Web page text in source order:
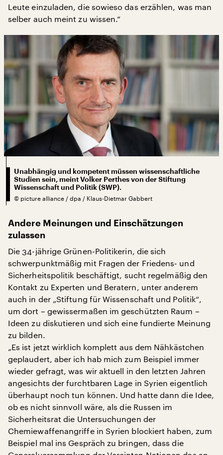
Leute einzuladen, die sowieso das erzählen, was man
selber auch meint zu wissen.“
Unabhängig und kompetent müssen wissenschaftliche
Studien sein, meint Volker Perthes von der Stiftung
Wissenschaft und Politik (SWP).
© picture alliance / dpa / Klaus-Dietmar Gabbert
Andere Meinungen und Einschätzungen
zulassen
Die 34-jährige Grünen-Politikerin, die sich
schwerpunktmäßig mit Fragen der Friedens- und
Sicherheitspolitik beschäftigt, sucht regelmäßig den
Kontakt zu Experten und Beratern, unter anderem
auch in der „Stiftung für Wissenschaft und Politik“,
um dort – gewissermaßen im geschützten Raum –
Ideen zu diskutieren und sich eine fundierte Meinung
zu bilden.
„Es ist jetzt wirklich komplett aus dem Nähkästchen
geplaudert, aber ich hab mich zum Beispiel immer
wieder gefragt, was wir aktuell in den letzten Jahren
angesichts der furchtbaren Lage in Syrien eigentlich
überhaupt noch tun können. Und hatte dann die Idee,
ob es nicht sinnvoll wäre, als die Russen im
Sicherheitsrat die Untersuchungen der
Chemiewaffenangriffe in Syrien blockiert haben, zum
Beispiel mal ins Gespräch zu bringen, dass die